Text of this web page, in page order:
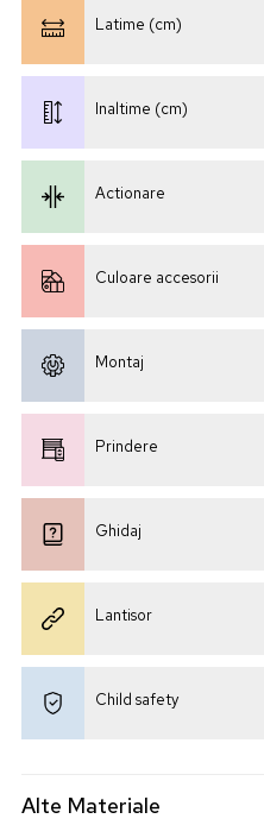
Latime (cm)
Inaltime (cm)
Actionare
Culoare accesorii
Montaj
Prindere
Ghidaj
Lantisor
Child safety
Alte Materiale